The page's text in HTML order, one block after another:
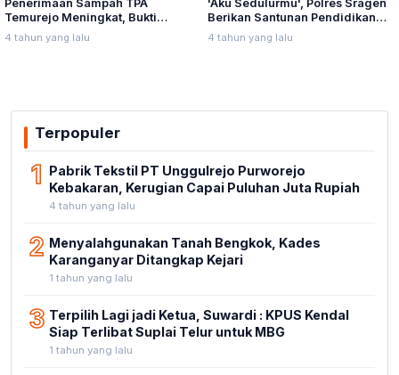
Penerimaan Sampah TPA
Temurejo Meningkat, Bukti
Masyarakat Blora Peduli
Kebersihan
4 tahun yang lalu
'Aku Sedulurmu', Polres Sragen
Berikan Santunan Pendidikan
Anak Yatim Piatu
4 tahun yang lalu
Terpopuler
1 Pabrik Tekstil PT Unggulrejo Purworejo
Kebakaran, Kerugian Capai Puluhan Juta Rupiah
4 tahun yang lalu
2 Menyalahgunakan Tanah Bengkok, Kades
Karanganyar Ditangkap Kejari
1 tahun yang lalu
3 Terpilih Lagi jadi Ketua, Suwardi : KPUS Kendal
Siap Terlibat Suplai Telur untuk MBG
1 tahun yang lalu